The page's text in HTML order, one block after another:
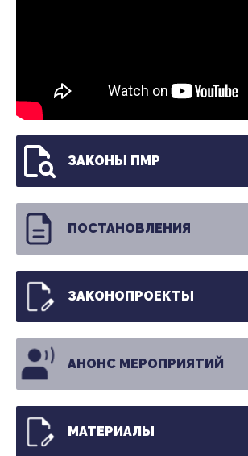
ЗАКОНЫ ПМР
ПОСТАНОВЛЕНИЯ
ЗАКОНОПРОЕКТЫ
АНОНС МЕРОПРИЯТИЙ
МАТЕРИАЛЫ